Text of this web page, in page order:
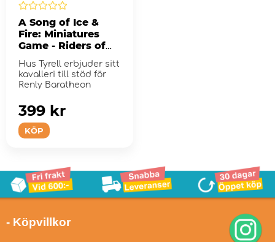
A Song of Ice &
Fire: Miniatures
Game - Riders of
Highgarden (Exp.)
Hus Tyrell erbjuder sitt
kavalleri till stöd för
Renly Baratheon
KÖP
399 kr
- Köpvillkor